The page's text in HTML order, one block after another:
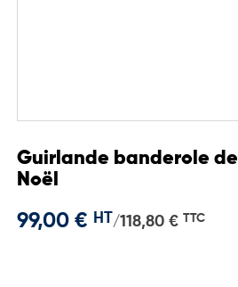
Guirlande banderole de
Noël
99,00 € HT /118,80 € TTC